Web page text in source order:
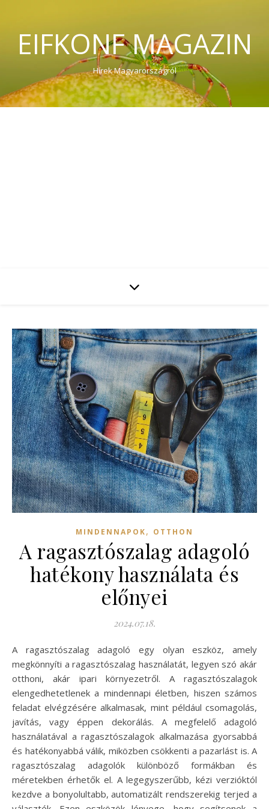
EIFKONF MAGAZIN
Hírek Magyarországról
MINDENNAPOK, OTTHON
A ragasztószalag adagoló
hatékony használata és
előnyei
2024.07.18.
A ragasztószalag adagoló egy olyan eszköz, amely
megkönnyíti a ragasztószalag használatát, legyen szó akár
otthoni, akár ipari környezetről. A ragasztószalagok
elengedhetetlenek a mindennapi életben, hiszen számos
feladat elvégzésére alkalmasak, mint például csomagolás,
javítás, vagy éppen dekorálás. A megfelelő adagoló
használatával a ragasztószalagok alkalmazása gyorsabbá
és hatékonyabbá válik, miközben csökkenti a pazarlást is. A
ragasztószalag adagolók különböző formákban és
méretekben érhetők el. A legegyszerűbb, kézi verzióktól
kezdve a bonyolultabb, automatizált rendszerekig terjed a